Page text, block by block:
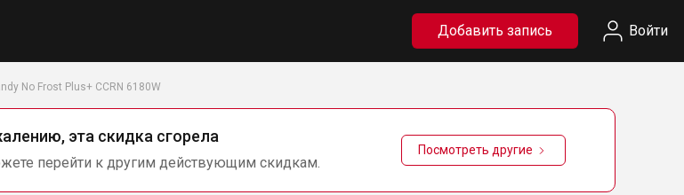
Добавить запись Войти
No Frost Plus+ CCRN 6180W
эта скидка сгорела
перейти к другим действующим скидкам.
Посмотреть другие